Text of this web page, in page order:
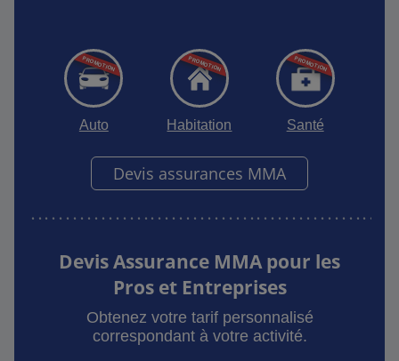
Auto Habitation Santé
Devis assurances MMA
Devis Assurance MMA pour les
Pros et Entreprises
Obtenez votre tarif personnalisé
correspondant à votre activité.